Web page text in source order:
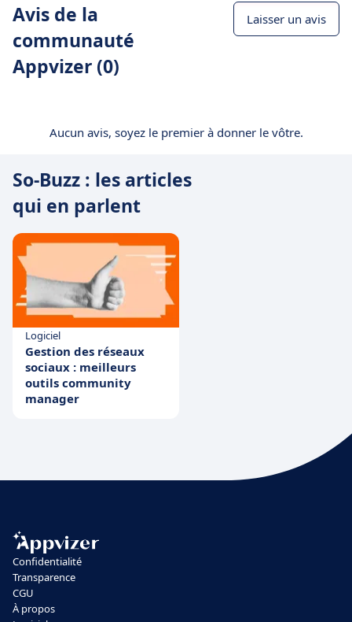
Avis de la
communauté
Appvizer (0)
Laisser un avis
Aucun avis, soyez le premier à donner le vôtre.
So-Buzz : les articles
qui en parlent
Logiciel
Gestion des réseaux
sociaux : meilleurs
outils community
manager
Confidentialité
Transparence
CGU
À propos